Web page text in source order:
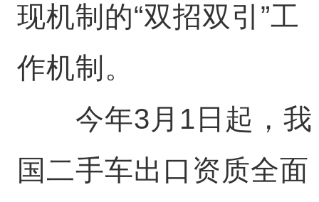
现机制的“双招双引”工
作机制。
今年3月1日起，我
国二手车出口资质全面